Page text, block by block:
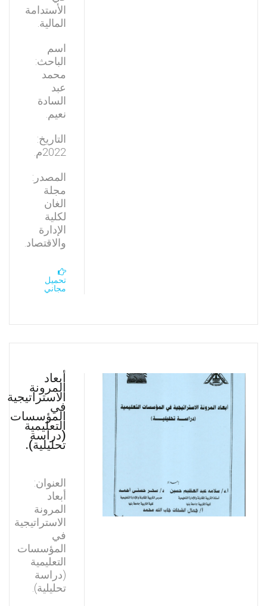
الأستدامة
المالية.
اسم
الباحث:
محمد
عبد
السادة
نعيم.
التاريخ:
2022م.
المصدر:
مجلة
الغان
لكلية
الإدارة
والاقتصاد.
تحميل
مجاني
أبعاد
المرونة
الاستراتيجية
في
المؤسسات
التعليمية
(دراسة
تحليلية).
العنوان:
أبعاد
المرونة
الاستراتيجية
في
المؤسسات
التعليمية
(دراسة
تحليلية).